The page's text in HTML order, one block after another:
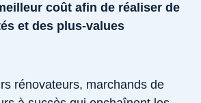
coût afin de réaliser de
et des plus-values
rénovateurs, marchands de